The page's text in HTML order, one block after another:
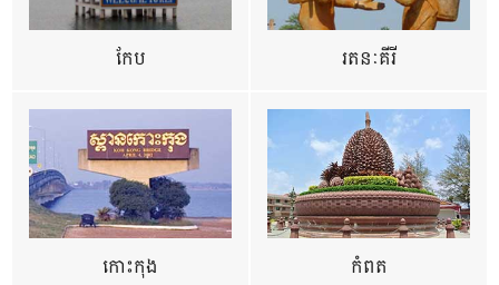
កែប រតនៈគីរី
កោះកុង កំពត